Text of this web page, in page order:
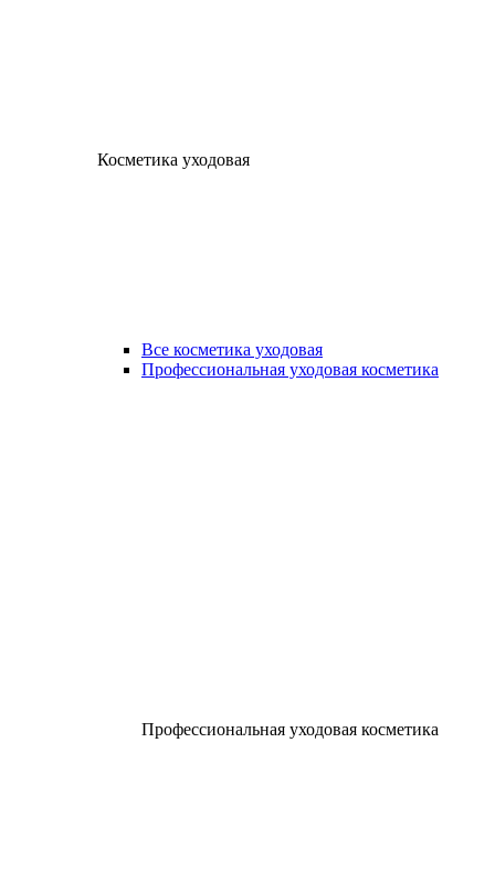
Косметика уходовая
Все косметика уходовая
Профессиональная уходовая косметика
Профессиональная уходовая косметика